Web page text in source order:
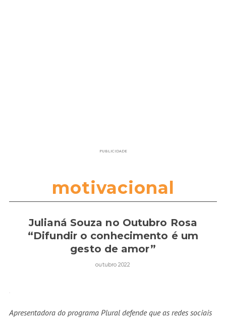
PUBLICIDADE
motivacional
Julianá Souza no Outubro Rosa
“Difundir o conhecimento é um
gesto de amor”
outubro 2022
Apresentadora do programa Plural defende que as redes sociais